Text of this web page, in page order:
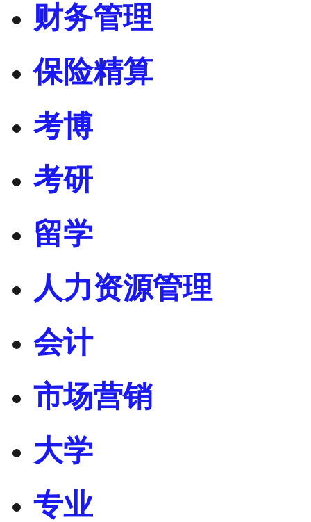
财务管理
保险精算
考博
考研
留学
人力资源管理
会计
市场营销
大学
专业